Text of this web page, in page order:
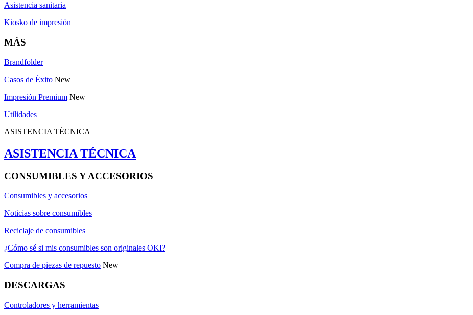
Asistencia sanitaria
Kiosko de impresión
MÁS
Brandfolder
Casos de Éxito New
Impresión Premium New
Utilidades
ASISTENCIA TÉCNICA
ASISTENCIA TÉCNICA
CONSUMIBLES Y ACCESORIOS
Consumibles y accesorios
Noticias sobre consumibles
Reciclaje de consumibles
¿Cómo sé si mis consumibles son originales OKI?
Compra de piezas de repuesto New
DESCARGAS
Controladores y herramientas